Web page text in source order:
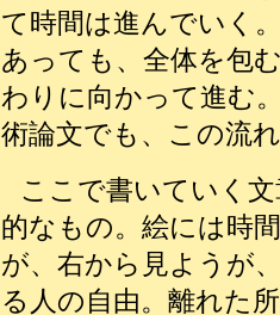
て時間は進んでいく
あっても、全体を包
わりに向かって進む
術論文でも、この流
ここで書いていく
的なもの。絵には時
が、右から見ようが
る人の自由。離れた